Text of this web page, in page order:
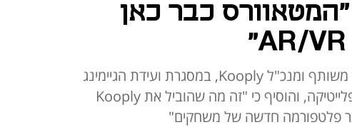
"המטאוורס כבר כאן
כך אמר עידו יבלונקה, מייסד משותף ומנכ"ל Kooply, במסגרת ועידת הגיימינג
של כלכליסט בשיתוף גוגל ופלייטיקה, והוסיף כי "זה מה שהוביל את Kooply
פלטפורמה חדשה של משחקים"